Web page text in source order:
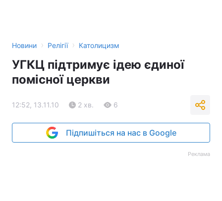
Новини › Релігії › Католицизм
УГКЦ підтримує ідею єдиної
помісної церкви
12:52, 13.11.10 2 хв. 6
Підпишіться на нас в Google
Реклама